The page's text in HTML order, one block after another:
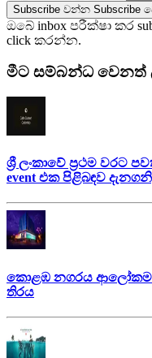
Subscribe වන්න Subscribe
ඔබේ inbox පරීක්ෂා කර
click කරන්න.
මීට සම්බන්ධ වෙනත්
ශ්‍රී ලංකාවේ ප්‍රථම වරට
event එක පිළිබඳව
කොළඹ නගරය ආලෝකමත්
තිරය